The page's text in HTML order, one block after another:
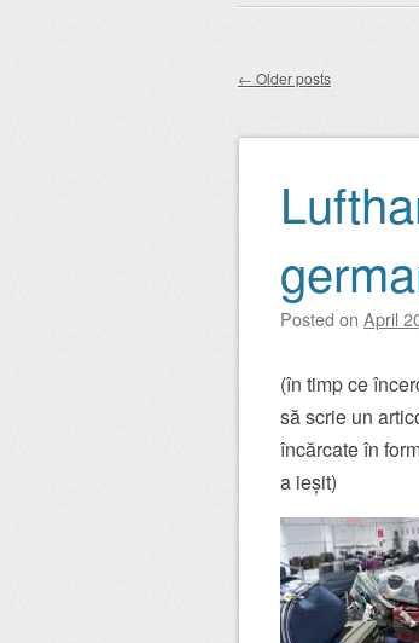
Post
← Older posts
Posted on April
(în timp ce
să scrie un
încărcate în
a ieșit)